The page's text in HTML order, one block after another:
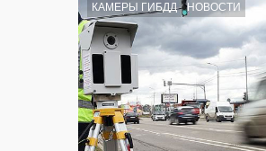
КАМЕРЫ ГИБДД НОВОСТИ